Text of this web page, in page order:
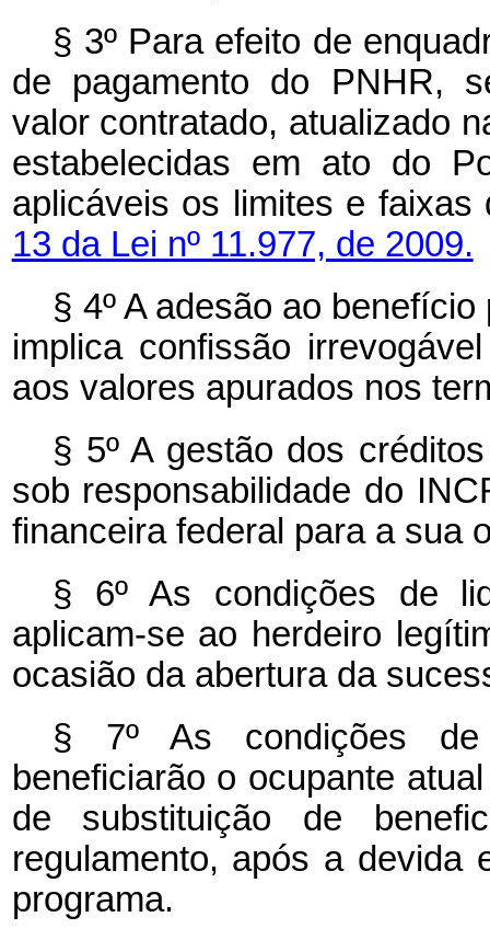
§ 3º Para efeito de
de pagamento do PNHR,
valor contratado, atualizado
estabelecidas em ato do
aplicáveis os limites e
13 da Lei nº 11.977, de 2009.
§ 4ºA adesão ao
implica confissão
aos valores apurados nos
§ 5º A gestão dos
sob responsabilidade do
financeira federal para a sua
§ 6º As condições de
aplicam-se ao herdeiro
ocasião da abertura da
§ 7º As condições de
beneficiarão o ocupante
de substituição de
regulamento, após a devida
programa.